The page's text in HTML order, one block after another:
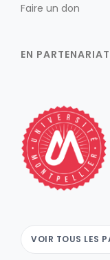
Faire un don
EN
VOIR TOUS LES